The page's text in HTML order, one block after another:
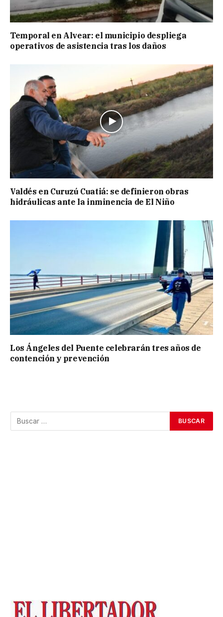
Temporal en Alvear: el municipio despliega
operativos de asistencia tras los daños
Valdés en Curuzú Cuatiá: se definieron obras
hidráulicas ante la inminencia de El Niño
Los Ángeles del Puente celebrarán tres años de
contención y prevención